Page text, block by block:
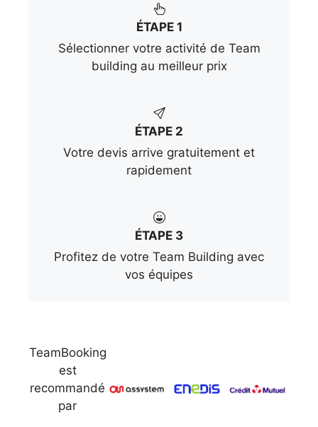
ÉTAPE 1
Sélectionner votre activité de Team
building au meilleur prix
ÉTAPE 2
Votre devis arrive gratuitement et
rapidement
ÉTAPE 3
Profitez de votre Team Building avec
vos équipes
TeamBooking
est
recommandé
par